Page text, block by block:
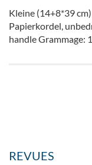
Kleine (14+8*39
Papierkordel,
handle Grammage:
REVUES